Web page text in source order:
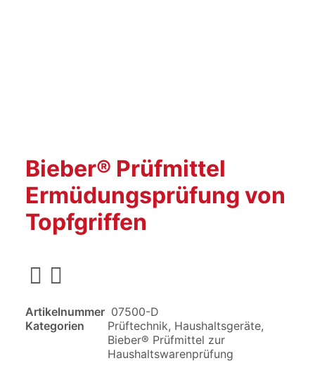
Bieber® Prüfmittel
Ermüdungsprüfung von
Topfgriffen
Artikelnummer 07500-D
Kategorien
Prüftechnik, Haushaltsgeräte,
Bieber® Prüfmittel zur
Haushaltswarenprüfung